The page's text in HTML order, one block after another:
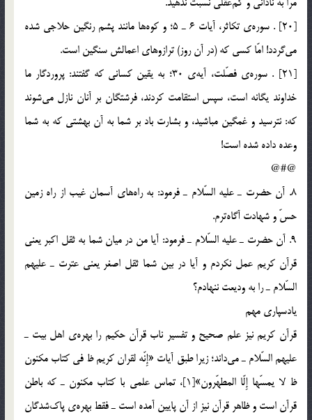
[20] . سوره‌ي تكاثر، آيات 6 ـ 5؛ و كوه‌ها مانند پشم رنگين حلاجي شده
مي‌گردد! امّا كسي كه (در آن روز) ترازوهاي اعمالش سنگين است.
[21] . سوره‌ي فصّلت، آيه‌ي 30؛ به يقين كساني كه گفتند: پروردگار ما
خداوند يگانه است، سپس استقامت كردند، فرشتگان بر آنان نازل مي‌شوند
كه: نترسيد و غمگين مباشيد، و بشارت باد بر شما به آن بهشتي كه به شما
وعده داده شده است!
@#@
8. آن حضرت ـ عليه السّلام ـ فرمود: به راه‎هاي آسمان غيب از راه زمين
حسّ و شهادت آگاه‎ترم.
9. آن حضرت ـ عليه السّلام ـ فرمود: آيا من در ميان شما به ثقل اكبر يعني
قرآن كريم عمل نكردم و آيا در بين شما ثقل اصغر يعني عترت ـ عليهم
السّلام ـ را به وديعت ننهادم؟
يادسپاري مهم
قرآن كريم نيز علم صحيح و تفسير ناب قرآن حكيم را بهره‌ي اهل بيت ـ
عليهم السّلام ـ مي‎داند؛ زيرا طبق آيات «إِنّه لقران كريم ظ­ في كتاب مكنون
ظ­ لا يمسّها إِلّا المطهّرون»[1]، تماس علمي با كتاب مكنون ـ كه باطن
قرآن است و ظاهر قرآن نيز از آن پايين آمده است ـ فقط بهره‌ي پاك‎شدگان